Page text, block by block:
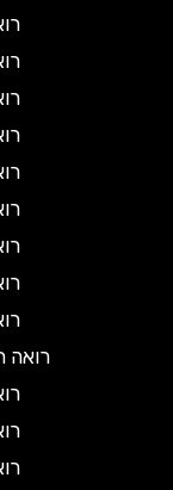
רואה
רואה
רואה
רואה
רואה
רואה
רואה
רואה
רואה
רואה
רואה
רואה
רואה